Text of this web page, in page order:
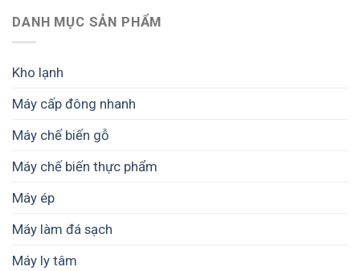
DANH MỤC SẢN PHẨM
Kho lạnh
Máy cấp đông nhanh
Máy chế biến gỗ
Máy chế biến thực phẩm
Máy ép
Máy làm đá sạch
Máy ly tâm